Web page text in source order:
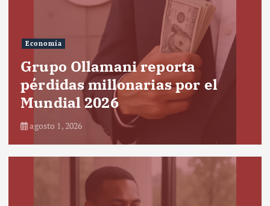
Economía
Grupo Ollamani reporta
pérdidas millonarias por el
Mundial 2026
agosto 1, 2026